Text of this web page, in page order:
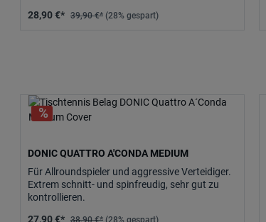
28,90 €* 39,90 €* (28% gespart)
DONIC QUATTRO A'CONDA MEDIUM
Für Allroundspieler und aggressive Verteidiger.
Extrem schnitt- und spinfreudig, sehr gut zu
kontrollieren.
27,90 €* 38,90 €* (28% gespart)